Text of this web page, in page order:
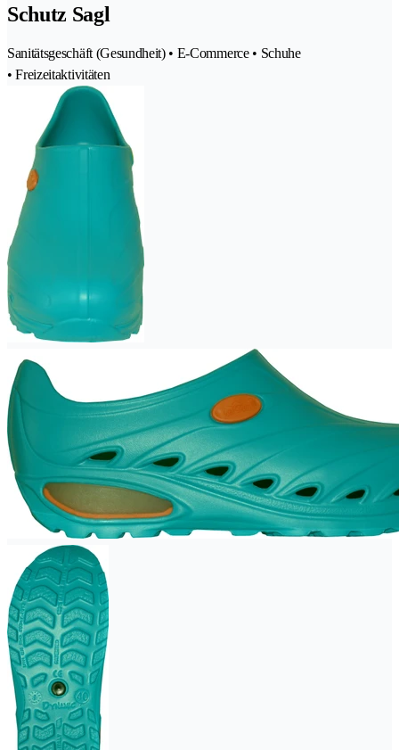
Schutz Sagl
Sanitätsgeschäft (Gesundheit) • E-Commerce • Schuhe
• Freizeitaktivitäten